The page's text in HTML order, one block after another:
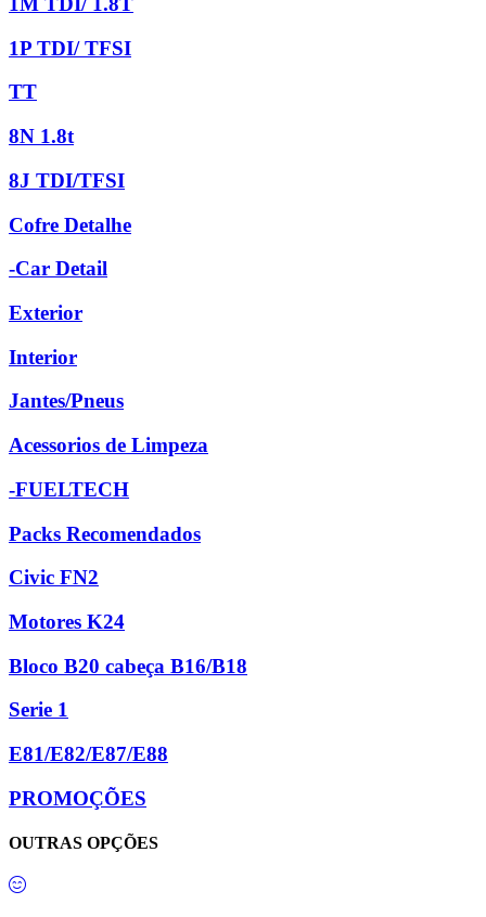
1P TDI/ TFSI
TT
8N 1.8t
8J TDI/TFSI
Cofre Detalhe
-Car Detail
Exterior
Interior
Jantes/Pneus
Acessorios de Limpeza
-FUELTECH
Packs Recomendados
Civic FN2
Motores K24
Bloco B20 cabeça B16/B18
Serie 1
E81/E82/E87/E88
PROMOÇÕES
OUTRAS OPÇÕES